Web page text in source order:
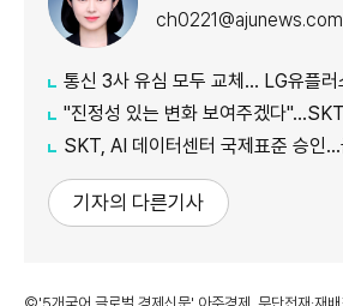
ch0221@ajunews.com
통신 3사 유심 모두 교체… LG유플러스 'IMSI 설계·
"진정성 있는 변화 보여주겠다"…SKT,
SKT, AI 데이터센터 국제표준 승인…글로
기자의 다른기사